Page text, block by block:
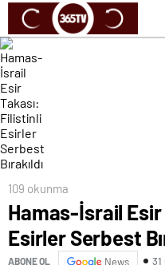
109 okunma
Hamas-İsrail
Esirler Serbest
ABONE OL News 31